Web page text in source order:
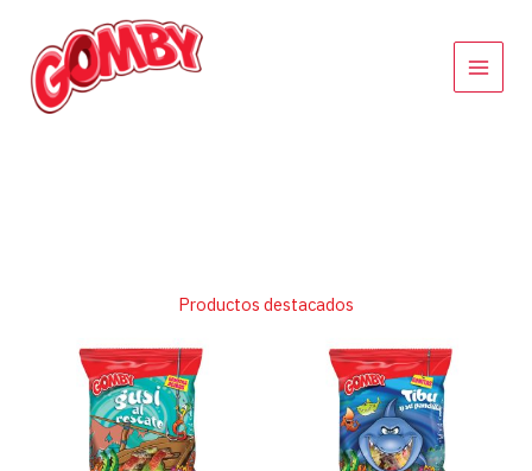
contenido
Productos destacados